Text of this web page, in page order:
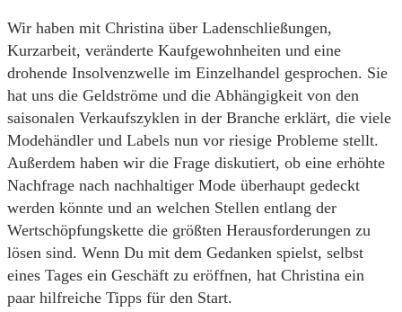
Wir haben mit Christina über Ladenschließungen,
Kurzarbeit, veränderte Kaufgewohnheiten und eine
drohende Insolvenzwelle im Einzelhandel gesprochen. Sie
hat uns die Geldströme und die Abhängigkeit von den
saisonalen Verkaufszyklen in der Branche erklärt, die viele
Modehändler und Labels nun vor riesige Probleme stellt.
Außerdem haben wir die Frage diskutiert, ob eine erhöhte
Nachfrage nach nachhaltiger Mode überhaupt gedeckt
werden könnte und an welchen Stellen entlang der
Wertschöpfungskette die größten Herausforderungen zu
lösen sind. Wenn Du mit dem Gedanken spielst, selbst
eines Tages ein Geschäft zu eröffnen, hat Christina ein
paar hilfreiche Tipps für den Start.